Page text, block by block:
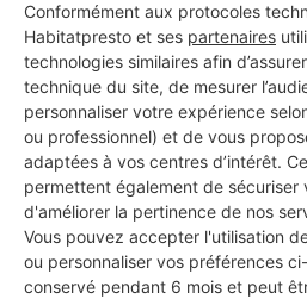
Conformément aux protocoles
Habitatpresto et ses partenaires
technologies similaires afin
technique du site, de mesurer
personnaliser votre expérience
ou professionnel) et de vous
adaptées à vos centres d’intérêt.
permettent également de sécuriser
d'améliorer la pertinence de nos
Vous pouvez accepter l'utilisation
ou personnaliser vos préférences
conservé pendant 6 mois et peut
DEMANDER